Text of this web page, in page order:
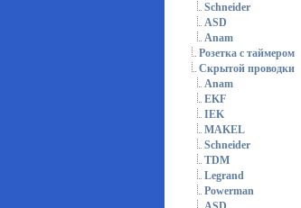
Schneider
ASD
Anam
Розетка с таймером
Скрытой проводки
Anam
EKF
IEK
MAKEL
Schneider
TDM
Legrand
Powerman